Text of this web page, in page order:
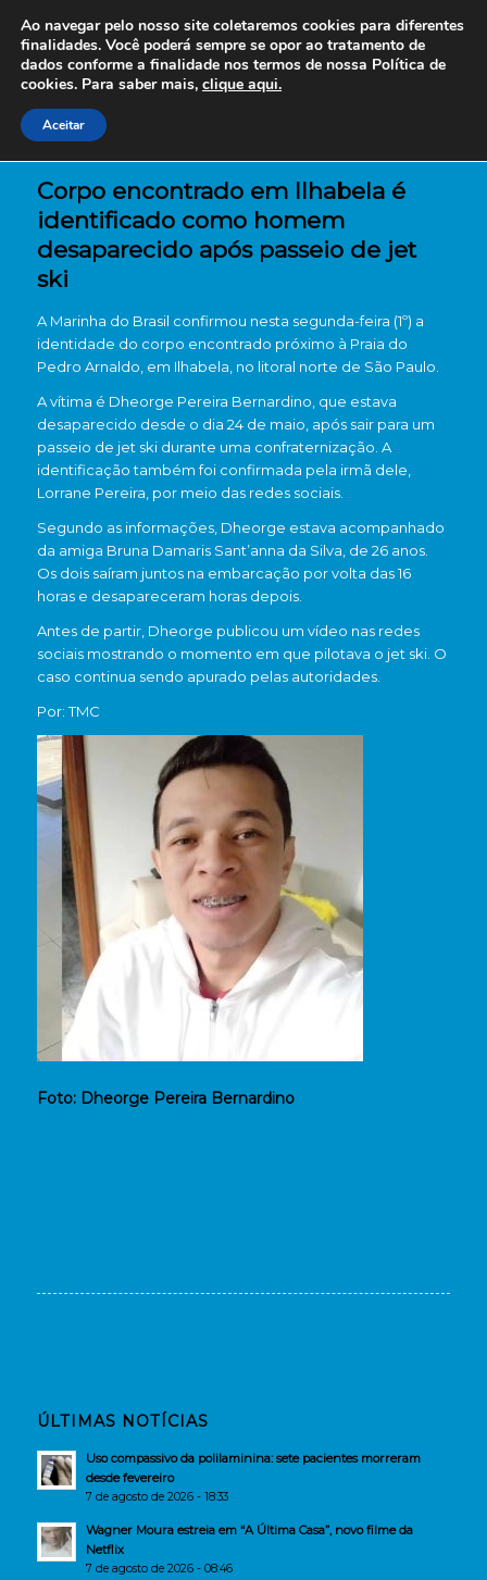
Corpo encontrado em Ilhabela é
identificado como homem
desaparecido após passeio de jet
ski
A Marinha do Brasil confirmou nesta segunda-feira (1º) a
identidade do corpo encontrado próximo à Praia do
Pedro Arnaldo, em Ilhabela, no litoral norte de São Paulo.
A vítima é Dheorge Pereira Bernardino, que estava
desaparecido desde o dia 24 de maio, após sair para um
passeio de jet ski durante uma confraternização. A
identificação também foi confirmada pela irmã dele,
Lorrane Pereira, por meio das redes sociais.
Segundo as informações, Dheorge estava acompanhado
da amiga Bruna Damaris Sant’anna da Silva, de 26 anos.
Os dois saíram juntos na embarcação por volta das 16
horas e desapareceram horas depois.
Antes de partir, Dheorge publicou um vídeo nas redes
sociais mostrando o momento em que pilotava o jet ski. O
caso continua sendo apurado pelas autoridades.
Por: TMC
Foto: Dheorge Pereira Bernardino
ÚLTIMAS NOTÍCIAS
Uso compassivo da polilaminina: sete pacientes morreram
desde fevereiro
7 de agosto de 2026 - 18:33
Wagner Moura estreia em “A Última Casa”, novo filme da
Netflix
7 de agosto de 2026 - 08:46
Ao navegar pelo nosso site coletaremos cookies para diferentes
finalidades. Você poderá sempre se opor ao tratamento de
dados conforme a finalidade nos termos de nossa Política de
cookies. Para saber mais, clique aqui.
Aceitar